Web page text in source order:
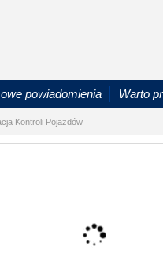
powiadomienia Warto
Kontroli Pojazdów